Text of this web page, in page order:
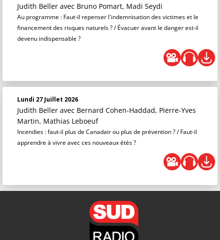
Judith Beller avec Bruno Pomart, Madi Seydi
Au programme : Faut-il repenser l'indemnisation des victimes et le
financement des risques naturels ? / Évacuer avant le danger est-il
devenu indispensable ?
Lundi 27 Juillet 2026
Judith Beller avec Bernard Cohen-Haddad, Pierre-Yves
Martin, Mathias Leboeuf
Incendies : faut-il plus de Canadair ou plus de prévention ? / Faut-il
apprendre à vivre avec ces nouveaux étés ?